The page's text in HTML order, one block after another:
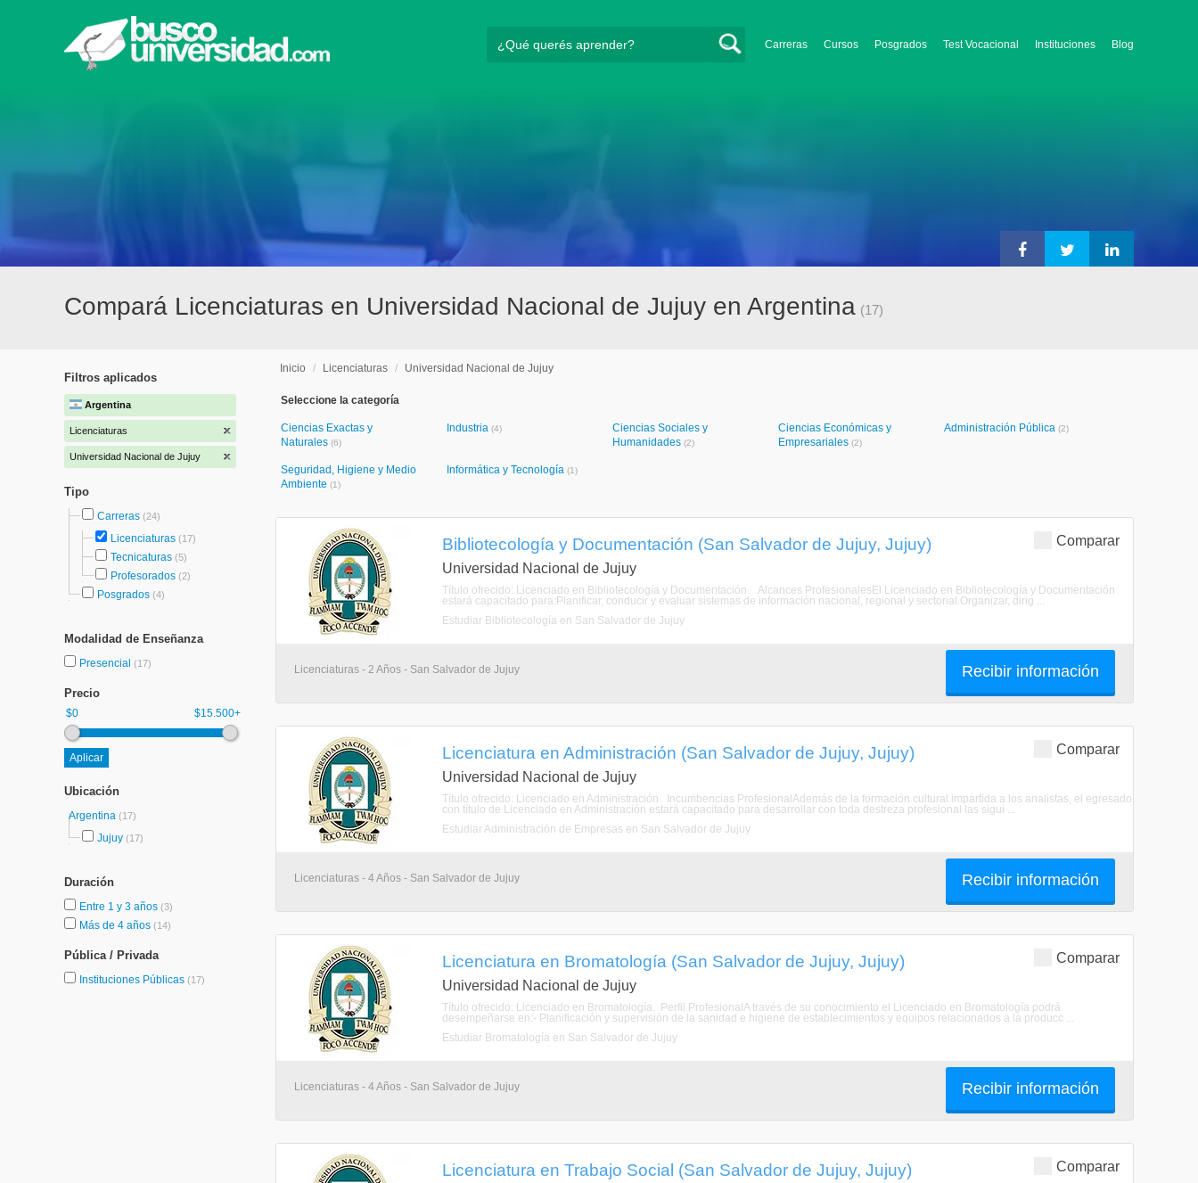
Carreras Cursos Posgrados Test Vocacional Instituciones Blog
Compará Licenciaturas en Universidad Nacional de Jujuy en Argentina (17)
Filtros aplicados
Argentina
Licenciaturas
Universidad Nacional de Jujuy
Tipo
Carreras (24)
Licenciaturas (17)
Tecnicaturas (5)
Profesorados (2)
Posgrados (4)
Modalidad de Enseñanza
Presencial (17)
Precio
$0 $15.500+
Ubicación
Argentina (17)
Jujuy (17)
Duración
Entre 1 y 3 años (3)
Más de 4 años (14)
Pública / Privada
Instituciones Públicas (17)
Inicio / Licenciaturas / Universidad Nacional de Jujuy
Seleccione la categoría
Ciencias Exactas y
Naturales (6)
Industria (4)
Ciencias Sociales y
Humanidades (2)
Ciencias Económicas y
Empresariales (2)
Administración Pública (2)
Seguridad, Higiene y Medio
Ambiente (1)
Informática y Tecnología (1)
Comparar
Bibliotecología y Documentación (San Salvador de Jujuy, Jujuy)
Universidad Nacional de Jujuy
Título ofrecido: Licenciado en Bibliotecología y Documentación. Alcances ProfesionalesEl Licenciado en Bibliotecología y Documentación
estará capacitado para:Planificar, conducir y evaluar sistemas de información nacional, regional y sectorial.Organizar, dirig ...
Estudiar Bibliotecología en San Salvador de Jujuy
Licenciaturas - 2 Años - San Salvador de Jujuy Recibir información
Comparar
Licenciatura en Administración (San Salvador de Jujuy, Jujuy)
Universidad Nacional de Jujuy
Título ofrecido: Licenciado en Administración. Incumbencias ProfesionalAdemás de la formación cultural impartida a los analistas, el egresado
con título de Licenciado en Administración estará capacitado para desarrollar con toda destreza profesional las sigui ...
Estudiar Administración de Empresas en San Salvador de Jujuy
Licenciaturas - 4 Años - San Salvador de Jujuy Recibir información
Comparar
Licenciatura en Bromatología (San Salvador de Jujuy, Jujuy)
Universidad Nacional de Jujuy
Título ofrecido: Licenciado en Bromatología. Perfil ProfesionalA través de su conocimiento el Licenciado en Bromatología podrá
desempeñarse en:- Planificación y supervisión de la sanidad e higiene de establecimientos y equipos relacionados a la producc ...
Estudiar Bromatología en San Salvador de Jujuy
Licenciaturas - 4 Años - San Salvador de Jujuy Recibir información
Comparar
Licenciatura en Trabajo Social (San Salvador de Jujuy, Jujuy)